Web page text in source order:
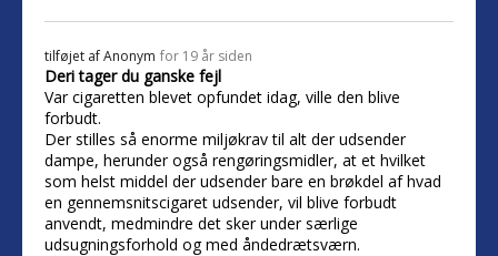
tilføjet afAnonym for 19 år siden
Deri tager du ganske fejl
Var cigaretten blevet opfundet idag, ville den blive
forbudt.
Der stilles så enorme miljøkrav til alt der udsender
dampe, herunder også rengøringsmidler, at et hvilket
som helst middel der udsender bare en brøkdel af hvad
en gennemsnitscigaret udsender, vil blive forbudt
anvendt, medmindre det sker under særlige
udsugningsforhold og med åndedrætsværn.